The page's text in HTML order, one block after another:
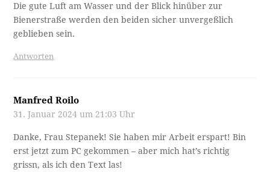
Die gute Luft am Wasser und der Blick hinüber zur
Bienerstraße werden den beiden sicher unvergeßlich
geblieben sein.
Antworten
Manfred Roilo
31. Januar 2024 um 21:03 Uhr
Danke, Frau Stepanek! Sie haben mir Arbeit erspart! Bin
erst jetzt zum PC gekommen – aber mich hat’s richtig
grissn, als ich den Text las!